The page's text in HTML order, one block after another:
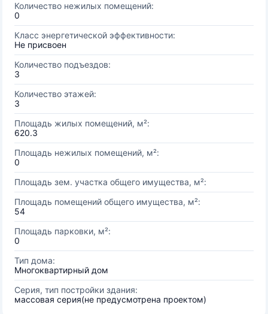
Количество нежилых помещений:
0
Класс энергетической эффективности:
Не присвоен
Количество подъездов:
3
Количество этажей:
3
Площадь жилых помещений, м²:
620.3
Площадь нежилых помещений, м²:
0
Площадь зем. участка общего имущества, м²:
Площадь помещений общего имущества, м²:
54
Площадь парковки, м²:
0
Тип дома:
Многоквартирный дом
Серия, тип постройки здания:
массовая серия(не предусмотрена проектом)